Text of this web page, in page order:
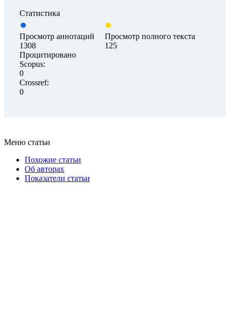
Статистика
Просмотр аннотаций
1308
Просмотр полного текста
125
Процитировано
Scopus:
0
Crossref:
0
Меню статьи
Похожие статьи
Об авторах
Показатели статьи